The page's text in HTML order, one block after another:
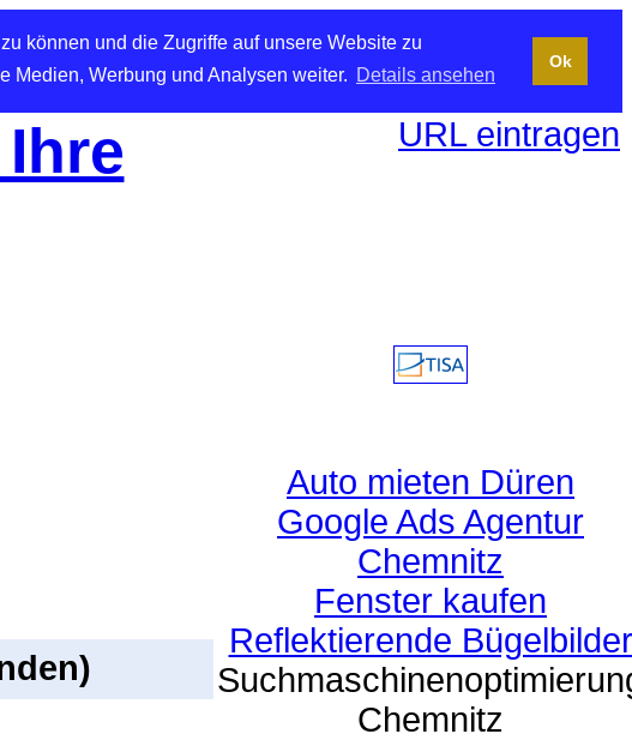
können und die Zugriffe auf unsere Website zu
Medien, Werbung und Analysen weiter. Details ansehen
Ok
URL eintragen
Auto mieten Düren
Google Ads Agentur
Chemnitz
Fenster kaufen
Reflektierende Bügelbilder
Chemnitz